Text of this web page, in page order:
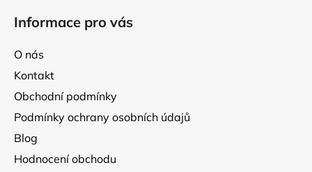
y
Informace pro vás
O nás
Kontakt
Obchodní podmínky
Podmínky ochrany osobních údajů
Blog
Hodnocení obchodu